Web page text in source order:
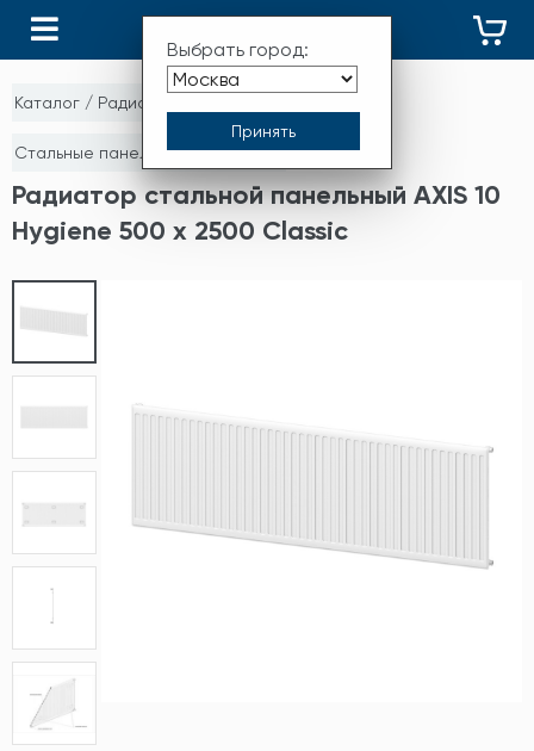
Выбрать город:
Каталог / Радиаторы отопления
Стальные панельные радиаторы
Радиатор стальной панельный AXIS 10
Hygiene 500 x 2500 Classic